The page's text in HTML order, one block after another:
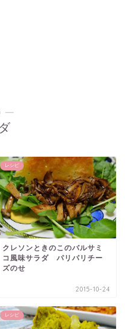
―
レシピ
クレソンときのこのバルサミ
コ風味サラダ パリパリチー
ズのせ
2015-10-24
レシピ